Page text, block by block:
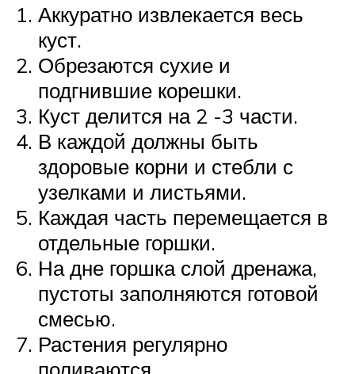
Аккуратно извлекается весь
куст.
Обрезаются сухие и
подгнившие корешки.
Куст делится на 2 -3 части.
В каждой должны быть
здоровые корни и стебли с
узелками и листьями.
Каждая часть перемещается в
отдельные горшки.
На дне горшка слой дренажа,
пустоты заполняются готовой
смесью.
Растения регулярно